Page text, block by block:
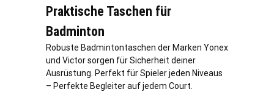
Praktische Taschen für
Badminton
Robuste Badmintontaschen der Marken Yonex
und Victor sorgen für Sicherheit deiner
Ausrüstung. Perfekt für Spieler jeden Niveaus
– Perfekte Begleiter auf jedem Court.